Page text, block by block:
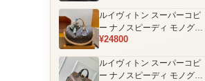
品
ルイヴィトン スーパーコピ
ー ナノスピーディ モノグラ
ム 編み込みストラップ ミニ
気モデル
¥24800
ルイヴィトン スーパーコピ
ー ナノスピーディ モノグラ